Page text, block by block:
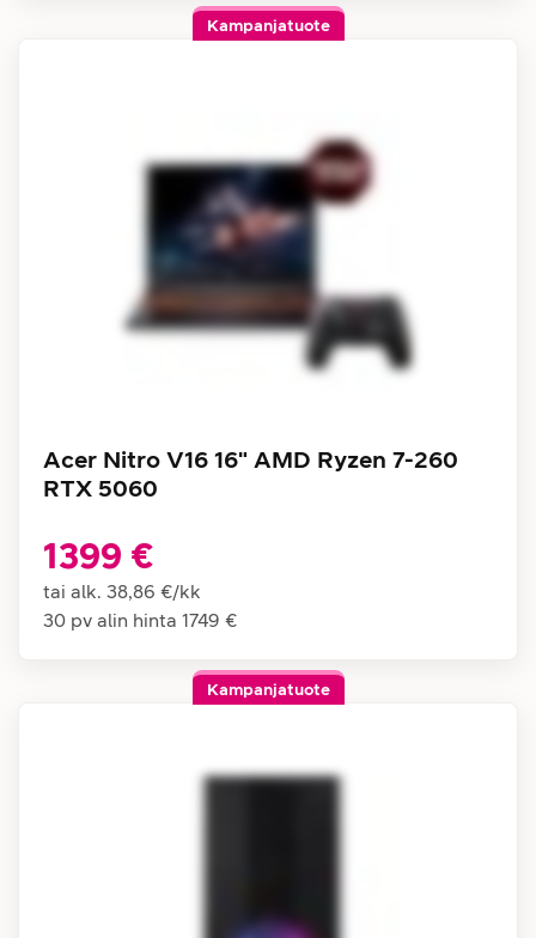
Kampanjatuote
Acer Nitro V16 16" AMD Ryzen 7-260
RTX 5060
1399 €
tai alk. 38,86 €/kk
30 pv alin hinta 1749 €
Kampanjatuote